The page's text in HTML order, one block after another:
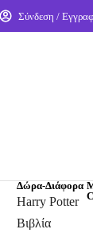
Σύνδεση /
Δώρα-Διάφορα
Harry Potter
Βιβλία